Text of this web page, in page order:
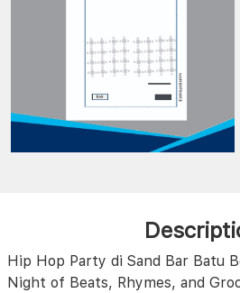
Hip Hop Party di Sand Bar Batu
Night of Beats, Rhymes, and